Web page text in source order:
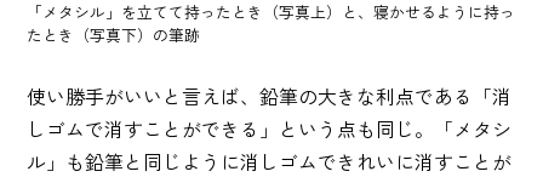
「メタシル」を立てて持ったとき（写真上）と、寝かせるように持っ
たとき（写真下）の筆跡
使い勝手がいいと言えば、鉛筆の大きな利点である「消
しゴムで消すことができる」という点も同じ。「メタシ
ル」も鉛筆と同じように消しゴムできれいに消すことが